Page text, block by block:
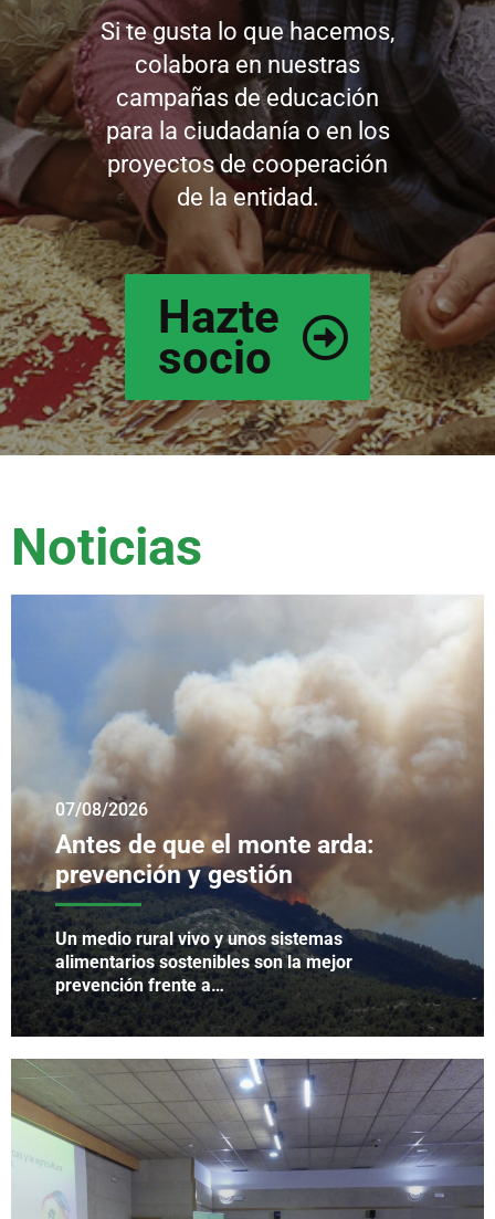
Si te gusta lo que hacemos,
colabora en nuestras
campañas de educación
para la ciudadanía o en los
proyectos de cooperación
de la entidad.
Hazte
socio
Noticias
07/08/2026
Antes de que el monte arda:
prevención y gestión
Un medio rural vivo y unos sistemas
alimentarios sostenibles son la mejor
prevención frente a…